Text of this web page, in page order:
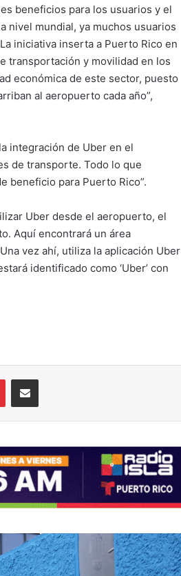
beneficios para los usuarios y el
nivel mundial, ya muchos usuarios
iniciativa inserta a Puerto Rico en
transportación y movilidad en los
económica de este sector, puesto
al aeropuerto cada año”,
integración de Uber en el
de transporte. Todo lo que
beneficio para Puerto Rico”.
Uber desde el aeropuerto, el
Aquí encontrará un área
vez ahí, utiliza la aplicación Uber
identificado como ‘Uber’ con
PinterestShare via Email